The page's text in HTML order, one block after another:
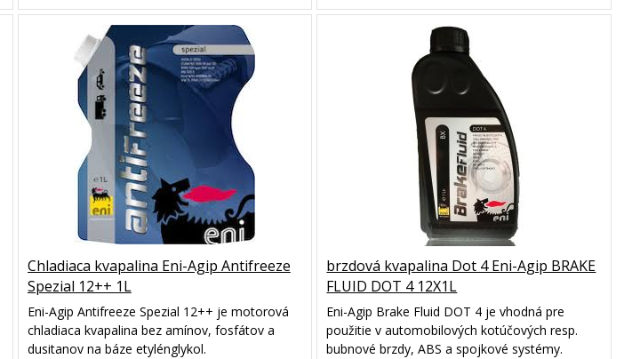
Chladiaca kvapalina Eni-Agip Antifreeze
Spezial 12++ 1L
Eni-Agip Antifreeze Spezial 12++ je motorová
chladiaca kvapalina bez amínov, fosfátov a
dusitanov na báze etylénglykol.
brzdová kvapalina Dot 4 Eni-Agip BRAKE
FLUID DOT 4 12X1L
Eni-Agip Brake Fluid DOT 4 je vhodná pre
použitie v automobilových kotúčových resp.
bubnové brzdy, ABS a spojkové systémy.